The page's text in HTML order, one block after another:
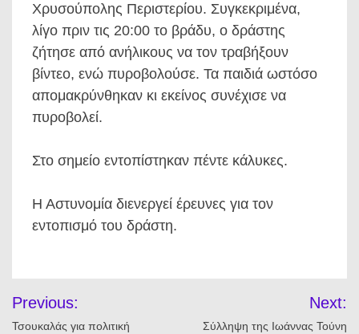
Χρυσούπολης Περιστερίου. Συγκεκριμένα,
λίγο πριν τις 20:00 το βράδυ, ο δράστης
ζήτησε από ανήλικους να τον τραβήξουν
βίντεο, ενώ πυροβολούσε. Τα παιδιά ωστόσο
απομακρύνθηκαν κι εκείνος συνέχισε να
πυροβολεί.
Στο σημείο εντοπίστηκαν πέντε κάλυκες.
Η Αστυνομία διενεργεί έρευνες για τον
εντοπισμό του δράστη.
άρθρων
Previous:
Τσουκαλάς για πολιτική
Next:
Σύλληψη της Ιωάννας Τούνη